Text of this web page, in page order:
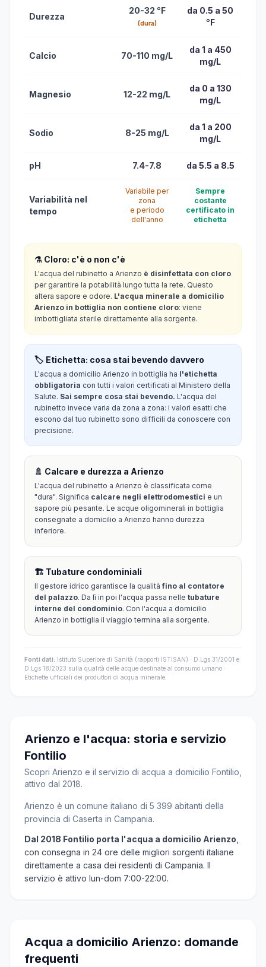
Durezza
20-32 °F
(dura)
da 0.5 a 50
°F
Calcio 70-110 mg/L
da 1 a 450
mg/L
Magnesio 12-22 mg/L
da 0 a 130
mg/L
Sodio 8-25 mg/L
da 1 a 200
mg/L
pH 7.4-7.8 da 5.5 a 8.5
Variabilità nel
tempo
Variabile per
zona
e periodo
dell'anno
Sempre
costante
certificato in
etichetta
⚗️ Cloro: c'è o non c'è
L'acqua del rubinetto a Arienzo è disinfettata con cloro
per garantire la potabilità lungo tutta la rete. Questo
altera sapore e odore. L'acqua minerale a domicilio
Arienzo in bottiglia non contiene cloro: viene
imbottigliata sterile direttamente alla sorgente.
🏷️ Etichetta: cosa stai bevendo davvero
L'acqua a domicilio Arienzo in bottiglia ha l'etichetta
obbligatoria con tutti i valori certificati al Ministero della
Salute. Sai sempre cosa stai bevendo. L'acqua del
rubinetto invece varia da zona a zona: i valori esatti che
escono dal tuo rubinetto sono difficili da conoscere con
precisione.
🚿 Calcare e durezza a Arienzo
L'acqua del rubinetto a Arienzo è classificata come
"dura". Significa calcare negli elettrodomestici e un
sapore più pesante. Le acque oligominerali in bottiglia
consegnate a domicilio a Arienzo hanno durezza
inferiore.
🏗️ Tubature condominiali
Il gestore idrico garantisce la qualitàfino al contatore
del palazzo. Da lì in poi l'acqua passa nelle tubature
interne del condominio. Con l'acqua a domicilio
Arienzo in bottiglia il viaggio termina alla sorgente.
Fonti dati: Istituto Superiore di Sanità (rapporti ISTISAN) · D.Lgs 31/2001 e
D.Lgs 18/2023 sulla qualità delle acque destinate al consumo umano ·
Etichette ufficiali dei produttori di acqua minerale.
Arienzo e l'acqua: storia e servizio
Fontilio
Scopri Arienzo e il servizio di acqua a domicilio Fontilio,
attivo dal 2018.
Arienzo è un comune italiano di 5 399 abitanti della
provincia di Caserta in Campania.
Dal 2018 Fontilio porta l'acqua a domicilio Arienzo
con consegna in 24 ore delle migliori sorgenti italiane
direttamente a casa dei residenti di Campania. Il
servizio è attivo lun-dom 7:00-22:00.
Acqua a domicilio Arienzo: domande
frequenti